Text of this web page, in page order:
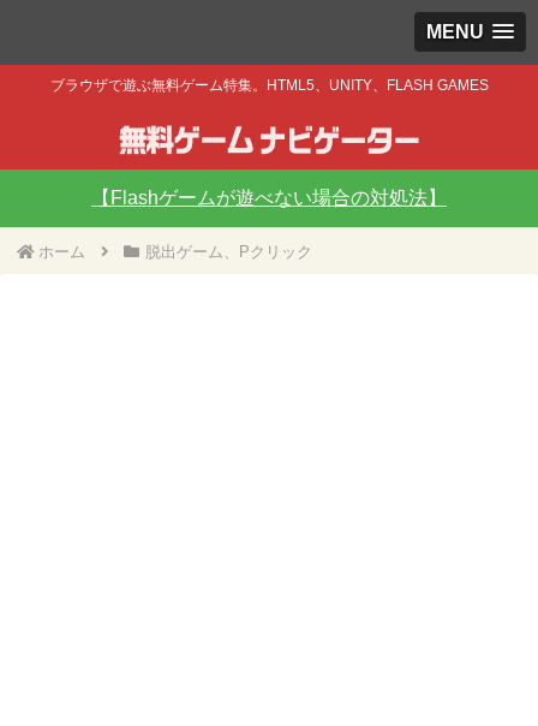
MENU
ブラウザで遊ぶ無料ゲーム特集。HTML5、UNITY、FLASH GAMES
【Flashゲームが遊べない場合の対処法】
ホーム 脱出ゲーム、Pクリック